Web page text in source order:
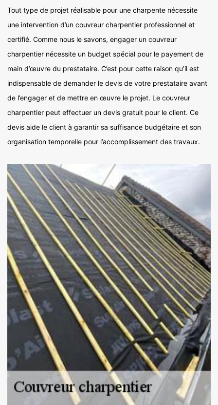
Tout type de projet réalisable pour une charpente nécessite
une intervention d’un couvreur charpentier professionnel et
certifié. Comme nous le savons, engager un couvreur
charpentier nécessite un budget spécial pour le payement de
main d’œuvre du prestataire. C’est pour cette raison qu’il est
indispensable de demander le devis de votre prestataire avant
de l’engager et de mettre en œuvre le projet. Le couvreur
charpentier peut effectuer un devis gratuit pour le client. Ce
devis aide le client à garantir sa suffisance budgétaire et son
organisation temporelle pour l’accomplissement des travaux.